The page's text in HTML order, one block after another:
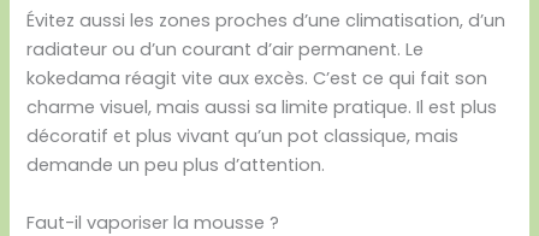
Évitez aussi les zones proches d’une climatisation, d’un
radiateur ou d’un courant d’air permanent. Le
kokedama réagit vite aux excès. C’est ce qui fait son
charme visuel, mais aussi sa limite pratique. Il est plus
décoratif et plus vivant qu’un pot classique, mais
demande un peu plus d’attention.
Faut-il vaporiser la mousse ?